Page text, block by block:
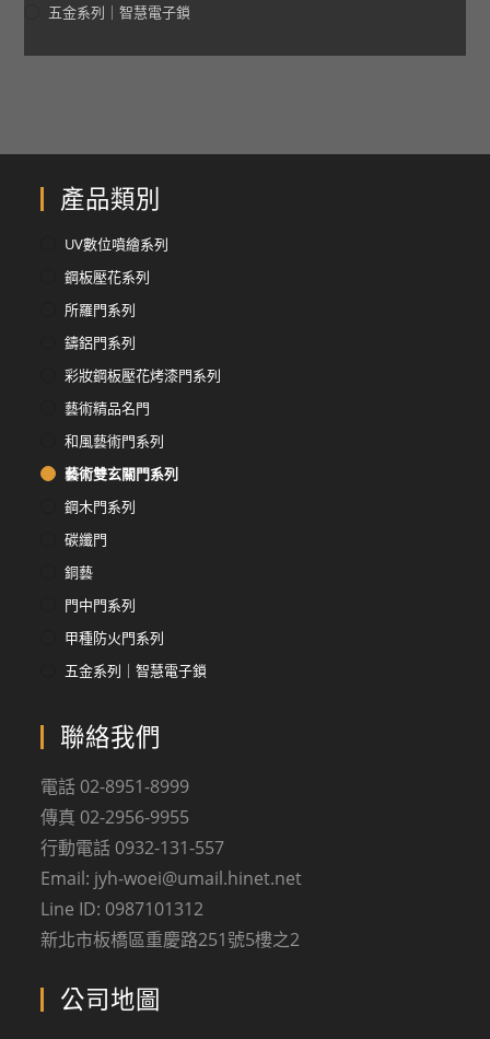
五金系列｜智慧電子鎖
產品類別
UV數位噴繪系列
鋼板壓花系列
所羅門系列
鑄鋁門系列
彩妝鋼板壓花烤漆門系列
藝術精品名門
和風藝術門系列
藝術雙玄關門系列
鋼木門系列
碳纖門
銅藝
門中門系列
甲種防火門系列
五金系列｜智慧電子鎖
聯絡我們
電話 02-8951-8999
傳真 02-2956-9955
行動電話 0932-131-557
Email: jyh-woei@umail.hinet.net
Line ID: 0987101312
新北市板橋區重慶路251號5樓之2
公司地圖